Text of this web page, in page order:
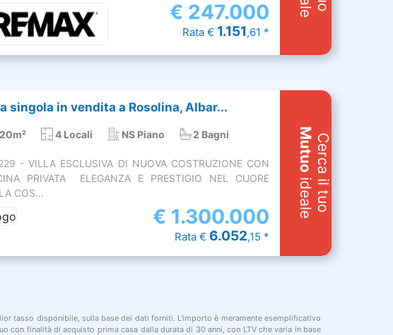
€ 247.000
Rata € 1.151,61 *
singola in vendita a Rosolina, Albar...
4 Locali NS Piano 2 Bagni
- VILLA ESCLUSIVA DI NUOVA COSTRUZIONE CON
PRIVATA  ELEGANZA E PRESTIGIO NEL CUORE
COS...
€ 1.300.000
Rata € 6.052,15 *
Cerca il tuo
Mutuo
ideale
tasso disponibile, sulla base dei dati forniti. L'importo è meramente esemplificativo
con finalità di acquisto prima casa dalla durata di 30 anni, con LTV che varia in base